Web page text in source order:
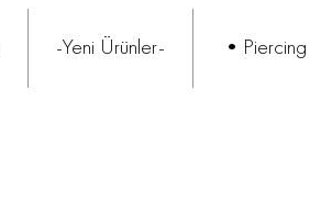
-Yeni Ürünler- •Piercing